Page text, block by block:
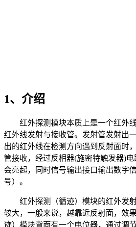
1、介绍
红外探测模块本质上是一个红外
红外线发射与接收管。发射管发射出
出的红外线在检测方向遇到反射面时
管接收，经过反相器(施密特触发器)
会亮起，同时信号输出接口输出数字
号）。
红外探测（循迹）模块的红外发
较大，一般来说，越靠近反射面，效
迹）模块背面有一个电位器，通过调